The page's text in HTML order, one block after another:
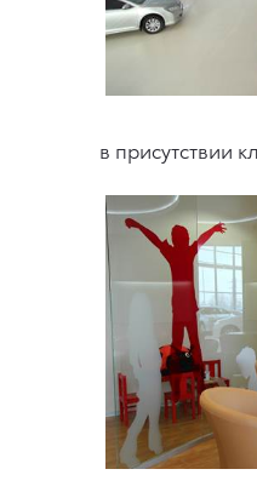
в присутствии